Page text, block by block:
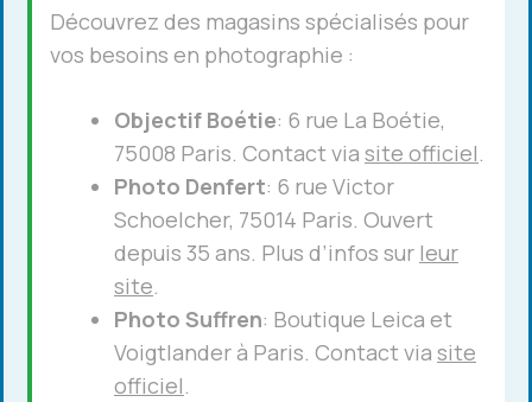
Découvrez des magasins spécialisés pour
vos besoins en photographie :
Objectif Boétie: 6 rue La Boétie,
75008 Paris. Contact via site officiel.
Photo Denfert: 6 rue Victor
Schoelcher, 75014 Paris. Ouvert
depuis 35 ans. Plus d’infos sur leur
site.
Photo Suffren: Boutique Leica et
Voigtlander à Paris. Contact via site
officiel.